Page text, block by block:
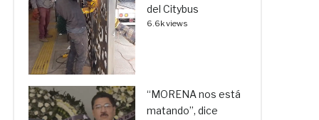
del Citybus
6.6k views
“MORENA nos está
matando”, dice